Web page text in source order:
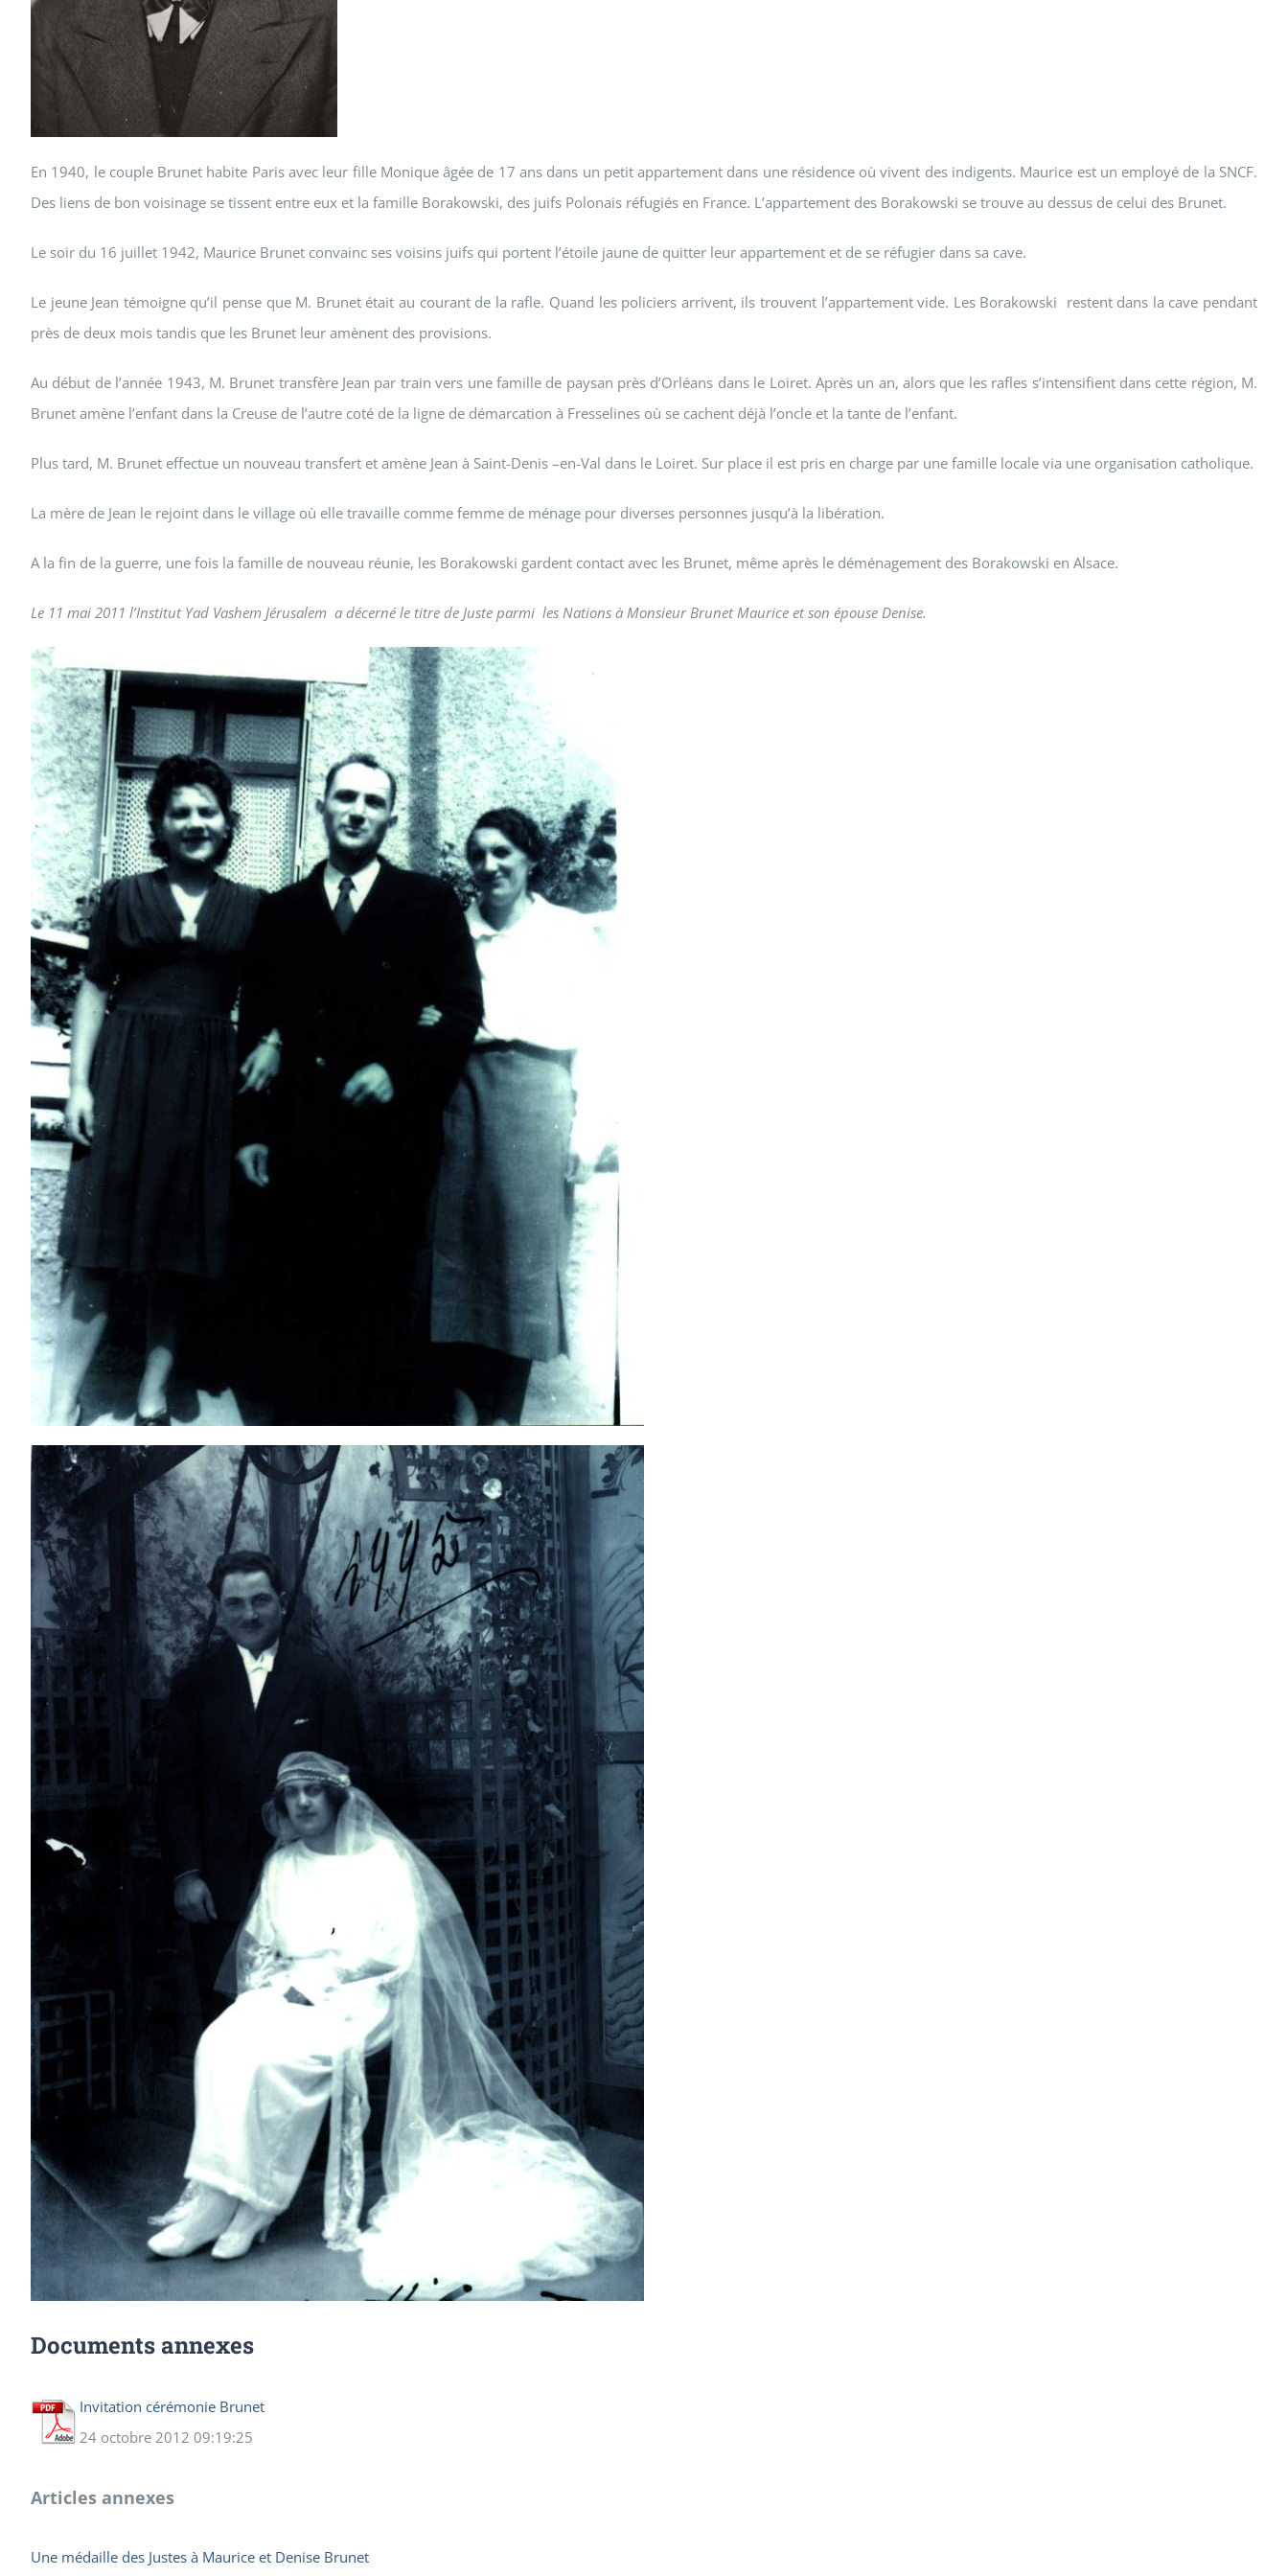
En 1940, le couple Brunet habite Paris avec leur fille Monique âgée de 17 ans dans un petit appartement dans une résidence où vivent des indigents. Maurice est un employé de la SNCF.
Des liens de bon voisinage se tissent entre eux et la famille Borakowski, des juifs Polonais réfugiés en France. L’appartement des Borakowski se trouve au dessus de celui des Brunet.
Le soir du 16 juillet 1942, Maurice Brunet convainc ses voisins juifs qui portent l’étoile jaune de quitter leur appartement et de se réfugier dans sa cave.
Le jeune Jean témoigne qu’il pense que M. Brunet était au courant de la rafle. Quand les policiers arrivent, ils trouvent l’appartement vide. Les Borakowski restent dans la cave pendant
près de deux mois tandis que les Brunet leur amènent des provisions.
Au début de l’année 1943, M. Brunet transfère Jean par train vers une famille de paysan près d’Orléans dans le Loiret. Après un an, alors que les rafles s’intensifient dans cette région, M.
Brunet amène l’enfant dans la Creuse de l’autre coté de la ligne de démarcation à Fresselines où se cachent déjà l’oncle et la tante de l’enfant.
Plus tard, M. Brunet effectue un nouveau transfert et amène Jean à Saint-Denis –en-Val dans le Loiret. Sur place il est pris en charge par une famille locale via une organisation catholique.
La mère de Jean le rejoint dans le village où elle travaille comme femme de ménage pour diverses personnes jusqu’à la libération.
A la fin de la guerre, une fois la famille de nouveau réunie, les Borakowski gardent contact avec les Brunet, même après le déménagement des Borakowski en Alsace.
Le 11 mai 2011 l’Institut Yad Vashem Jérusalem a décerné le titre de Juste parmi les Nations à Monsieur Brunet Maurice et son épouse Denise.
Documents annexes
Invitation cérémonie Brunet
24 octobre 2012 09:19:25
Articles annexes
Une médaille des Justes à Maurice et Denise Brunet